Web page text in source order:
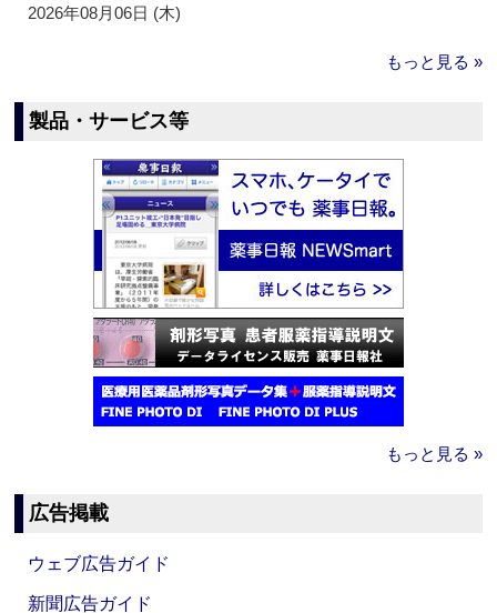
2026年08月06日 (木)
もっと見る »
製品・サービス等
もっと見る »
広告掲載
ウェブ広告ガイド
新聞広告ガイド